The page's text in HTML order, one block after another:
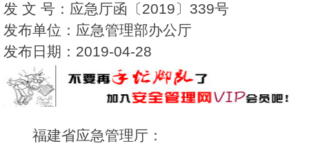
发 文 号：应急厅函〔2019〕339号
发布单位：应急管理部办公厅
发布日期：2019-04-28
福建省应急管理厅：